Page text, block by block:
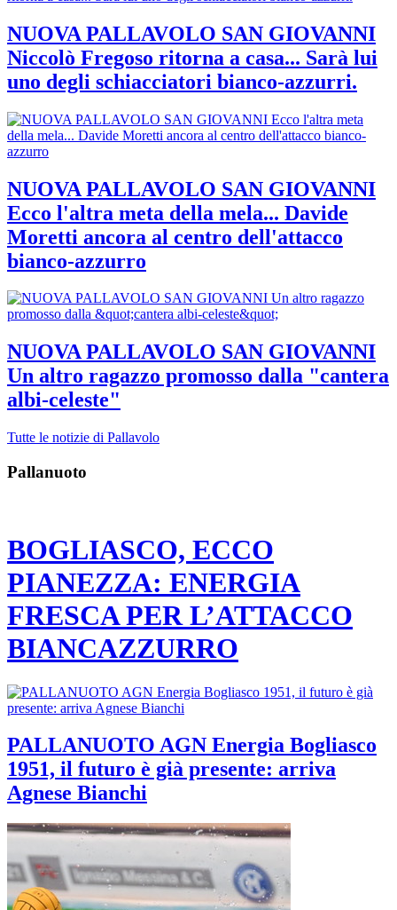
NUOVA PALLAVOLO SAN GIOVANNI
Niccolò Fregoso ritorna a casa... Sarà lui
uno degli schiacciatori bianco-azzurri.
NUOVA PALLAVOLO SAN GIOVANNI
Ecco l'altra meta della mela... Davide
Moretti ancora al centro dell'attacco
bianco-azzurro
NUOVA PALLAVOLO SAN GIOVANNI
Un altro ragazzo promosso dalla "cantera
albi-celeste"
Tutte le notizie di Pallavolo
Pallanuoto
BOGLIASCO, ECCO
PIANEZZA: ENERGIA
FRESCA PER L’ATTACCO
BIANCAZZURRO
PALLANUOTO AGN Energia Bogliasco
1951, il futuro è già presente: arriva
Agnese Bianchi